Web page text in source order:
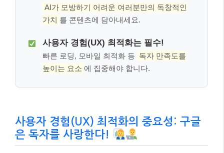
AI가 모방하기 어려운 여러분만의 독창적인
가치 를 콘텐츠에 담아내세요.
사용자 경험(UX) 최적화는 필수!
빠른 로딩, 모바일 최적화 등 독자 만족도를
높이는 요소 에 집중해야 합니다.
사용자 경험(UX) 최적화의 중요성: 구글
은 독자를 사랑한다!